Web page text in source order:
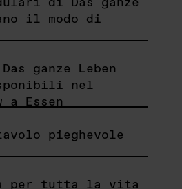
il modo di
ganze Leben
nel
a Essen
pieghevole
per tutta la vita